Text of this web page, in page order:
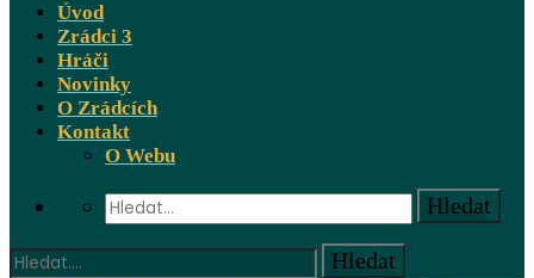
Úvod
Zrádci 3
Hráči
Novinky
O Zrádcích
Kontakt
O Webu